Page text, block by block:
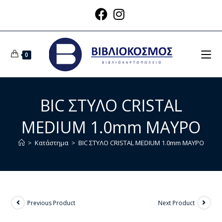
0
BIC ΣΤΥΛΟ CRISTAL
MEDIUM 1.0mm ΜΑΥΡΟ
> Κατάστημα > BIC ΣΤΥΛΟ CRISTAL MEDIUM 1.0mm ΜΑΥΡΟ
Previous Product Next Product